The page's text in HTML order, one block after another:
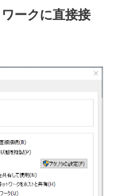
ークに直接接